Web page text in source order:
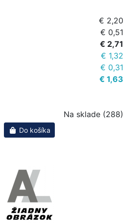
€ 2,20
€ 0,51
€ 2,71
€ 1,32
€ 0,31
€ 1,63
Na sklade (288)
Do košíka